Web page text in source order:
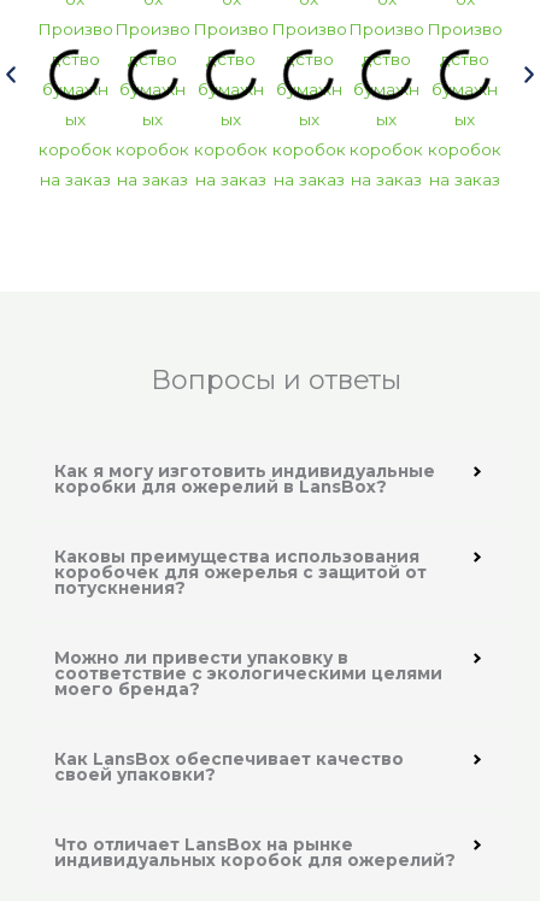
Вопросы и ответы
Как я могу изготовить индивидуальные
коробки для ожерелий в LansBox?
Каковы преимущества использования
коробочек для ожерелья с защитой от
потускнения?
Можно ли привести упаковку в
соответствие с экологическими целями
моего бренда?
Как LansBox обеспечивает качество
своей упаковки?
Что отличает LansBox на рынке
индивидуальных коробок для ожерелий?